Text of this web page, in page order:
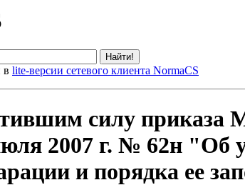
в lite-версии сетевого клиента NormaCS
силу приказа
2007 г. № 62н "Об
и порядка ее